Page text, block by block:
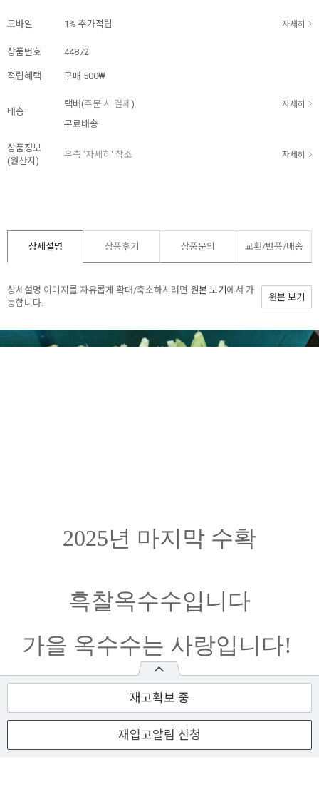
모바일 1% 추가적립 자세히
상품번호 44872
적립혜택 구매 500₩
배송
택배(주문 시 결제 ) 자세히
무료배송
상품정보
(원산지)
우측 '자세히' 참조 자세히
재고확보 중
재입고알림 신청
상세설명 상품후기 상품문의 교환/반품/배송
상세설명 이미지를 자유롭게 확대/축소하시려면 원본 보기 에서 가
능합니다.
원본 보기
2025년 마지막 수확
흑찰옥수수입니다
가을 옥수수는 사랑입니다!
강원특별자치도 영월군 영월읍 제방안길 5 농업인회관 1층